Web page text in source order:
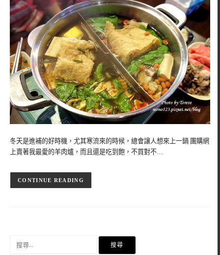
冬天是進補的好時機，尤其寒流來的時候，總會讓人想來上一鍋 團購網
上賣著我最愛的羊肉爐，而且還是吃到飽，不買對不…
CONTINUE READING